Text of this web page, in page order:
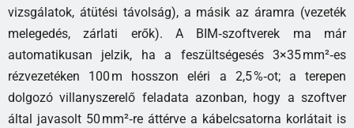
vizsgálatok, átütési távolság), a másik az áramra (vezeték
melegedés, zárlati erők). A BIM‑szoftverek ma már
automatikusan jelzik, ha a feszültségesés 3×35 mm²‑es
rézvezetéken 100 m hosszon eléri a 2,5 %‑ot; a terepen
dolgozó villanyszerelő feladata azonban, hogy a szoftver
által javasolt 50 mm²‑re áttérve a kábelcsatorna korlátait is